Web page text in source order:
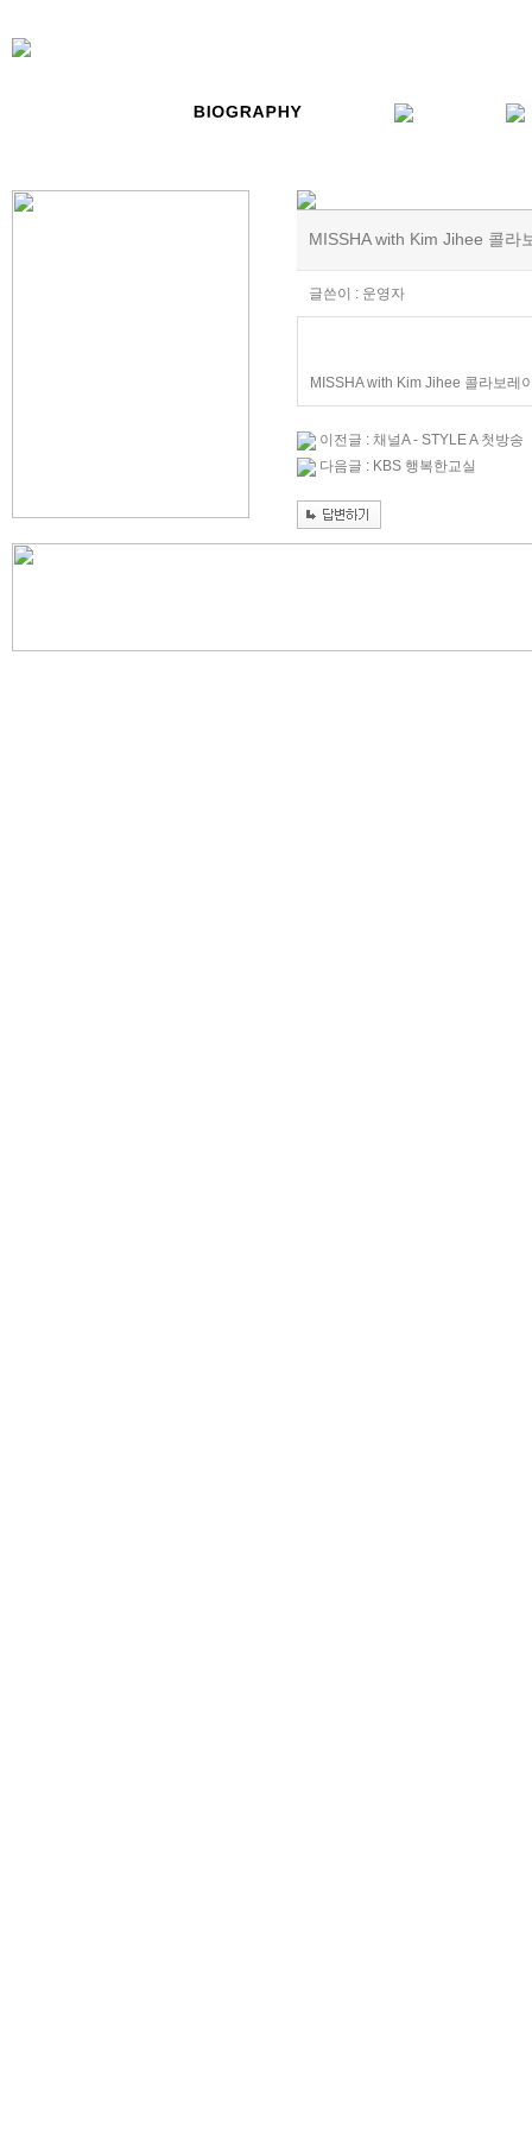
MISSHA with Kim Jihee 콜라
글쓴이 : 운영자
MISSHA with Kim Jihee 콜라보레
이전글 : 채널A - STYLE A 첫방송
다음글 : KBS 행복한교실